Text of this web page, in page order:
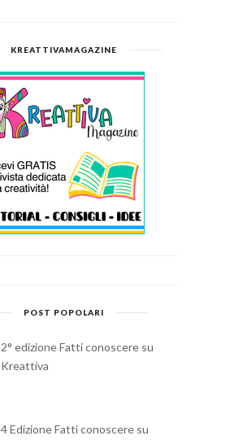
KREATTIVAMAGAZINE
POST POPOLARI
2° edizione Fatti conoscere su
Kreattiva
4 Edizione Fatti conoscere su